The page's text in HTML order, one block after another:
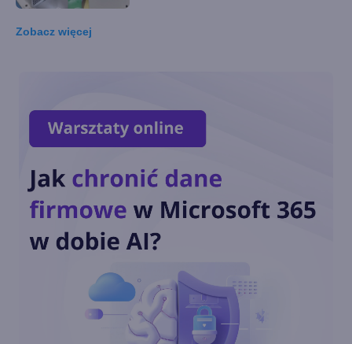
Xbox Series X "All Digital" i
nowy kontroler na wyciekłych
materiałach
2028 roku. Znamy już plany
Zobacz więcej